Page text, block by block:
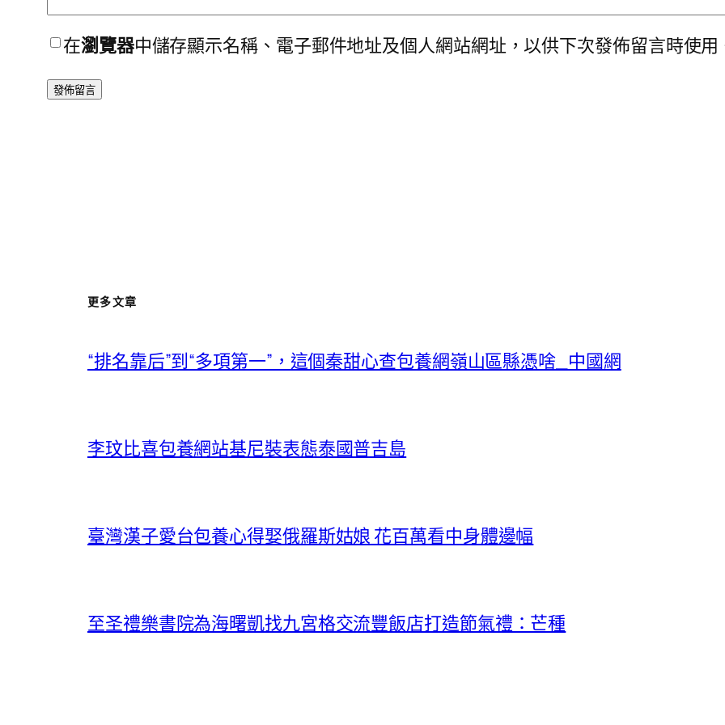
在瀏覽器中儲存顯示名稱、電子郵件地址及個人網站網址，以供下次發佈留言時使用
更多文章
“排名靠后”到“多項第一”，這個秦甜心查包養網嶺山區縣憑啥_中國網
李玟比喜包養網站基尼裝表態泰國普吉島
臺灣漢子愛台包養心得娶俄羅斯姑娘 花百萬看中身體邊幅
至圣禮樂書院為海曙凱找九宮格交流豐飯店打造節氣禮：芒種